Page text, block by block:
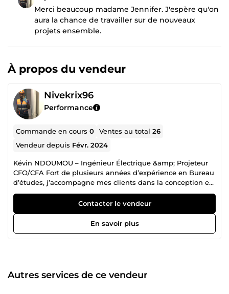
Merci beaucoup madame Jennifer. J'espère qu'on
aura la chance de travailler sur de nouveaux
projets ensemble.
À propos du vendeur
Nivekrix96
Performance
Commande en cours0 Ventes au total26
Vendeur depuis Févr. 2024
Kévin NDOUMOU – Ingénieur Électrique &amp; Projeteur
CFO/CFA Fort de plusieurs années d’expérience en Bureau
d’études, j’accompagne mes clients dans la conception et
l’optimisation des installations électriques en courant fort
et courant faible. Mon expertise couvre une large gamme
de systèmes, allant de l’éclairage et des prises ondulées à
la détection incendie, le contrôle d’accès, l’intrusion et les
réseaux informatiques. Maîtrisant des outils de référence
projet. Grâce à mon savoir-faire, j’assure des études
précises et un suivi rigoureux pour garantir des
Contacter le vendeur
En savoir plus
Autres services de ce vendeur